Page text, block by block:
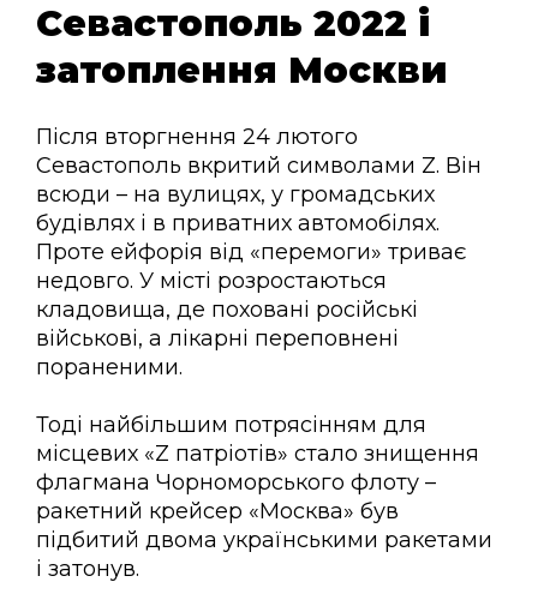
Севастополь 2022 і
затоплення Москви
Після вторгнення 24 лютого
Севастополь вкритий символами Z. Він
всюди – на вулицях, у громадських
будівлях і в приватних автомобілях.
Проте ейфорія від «перемоги» триває
недовго. У місті розростаються
кладовища, де поховані російські
військові, а лікарні переповнені
пораненими.
Тоді найбільшим потрясінням для
місцевих «Z патріотів» стало знищення
флагмана Чорноморського флоту –
ракетний крейсер «Москва» був
підбитий двома українськими ракетами
і затонув.